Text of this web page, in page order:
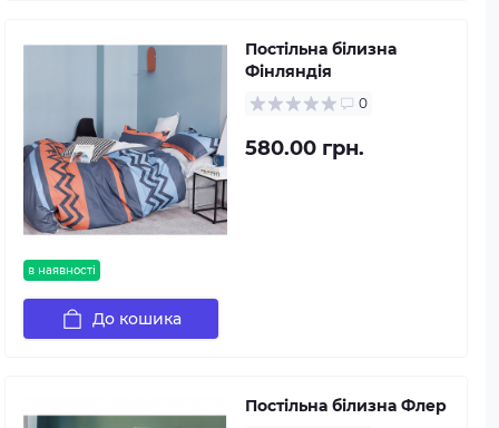
в наявності
Постільна білизна
Фінляндія
0
580.00 грн.
До кошика
Постільна білизна Флер